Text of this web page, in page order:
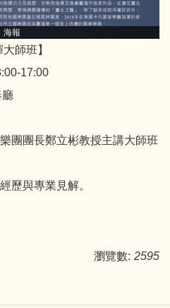
海報
師班】
17:00
廳
團團長鄭立彬教授主講大師班
歷與專業見解。
瀏覽數: 2595